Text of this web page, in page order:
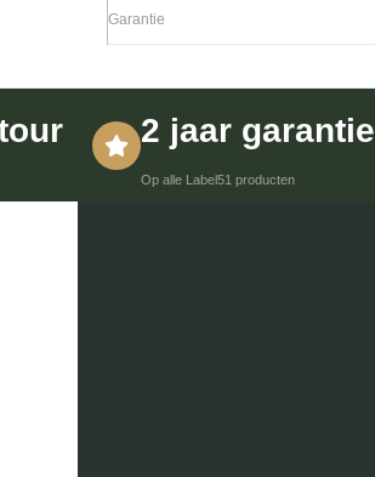
Garantie
2 jaar garantie
Op alle Label51 producten